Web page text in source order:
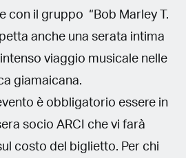
con il gruppo “Bob Marley T.
anche una serata intima
viaggio musicale nelle
giamaicana.
è obbligatorio essere in
socio ARCI che vi farà
costo del biglietto. Per chi